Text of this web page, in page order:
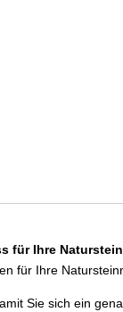
für Ihre
für Ihre
Sie sich ein